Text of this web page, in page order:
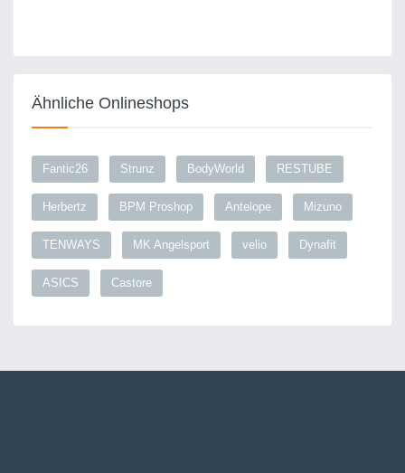
Ähnliche Onlineshops
Fantic26 Strunz BodyWorld RESTUBE
Herbertz BPM Proshop Antelope Mizuno
TENWAYS MK Angelsport velio Dynafit
ASICS Castore